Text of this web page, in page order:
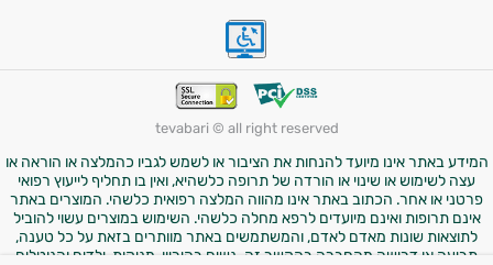
tevabari © all right reserved
המידע באתר אינו מיועד להנחות את הציבור או לשמש לגביו כהמלצה או הוראה או
עצה לשימוש או שינוי או הורדה של תרופה כלשהיא, ואין בו תחליף לייעוץ רפואי
פרטני או אחר. הכתוב באתר אינו מהווה המלצה רפואית כלשהי. המוצרים באתר
אינם תרופות ואינם מיועדים לרפא מחלה כלשהי. השימוש במוצרים עשוי להוביל
לתוצאות שונות מאדם לאדם, והמשתמשים באתר מוותרים בזאת על כל טענה,
תביעה או דרישה מהחברה בהקשר זה. נשים בהיריון, מניקות, ילדים והנוטלים